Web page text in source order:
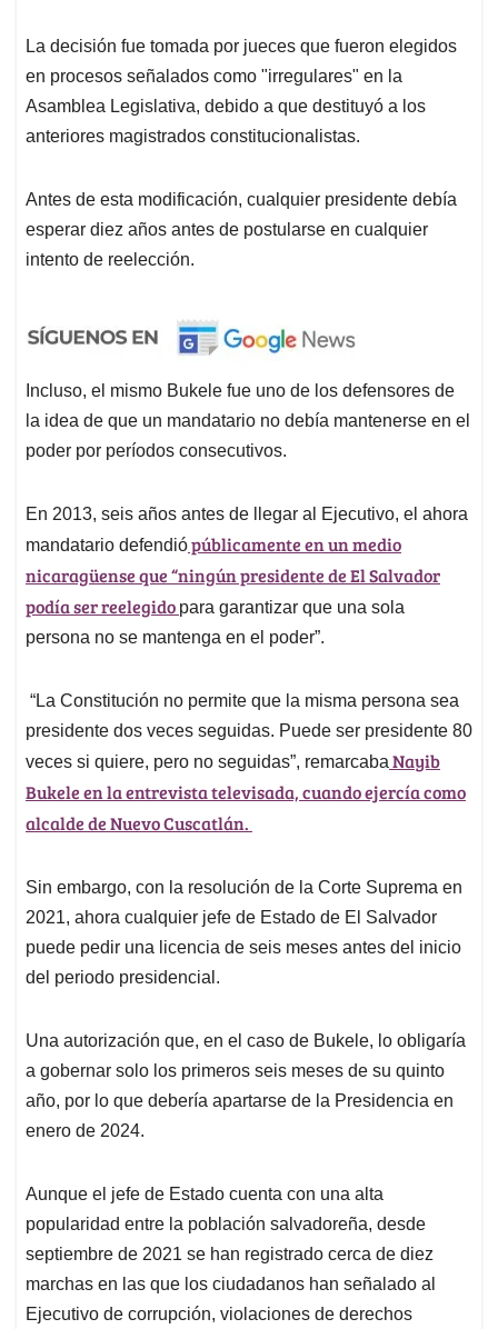
La decisión fue tomada por jueces que fueron elegidos
en procesos señalados como "irregulares" en la
Asamblea Legislativa, debido a que destituyó a los
anteriores magistrados constitucionalistas.
Antes de esta modificación, cualquier presidente debía
esperar diez años antes de postularse en cualquier
intento de reelección.
Incluso, el mismo Bukele fue uno de los defensores de
la idea de que un mandatario no debía mantenerse en el
poder por períodos consecutivos.
En 2013, seis años antes de llegar al Ejecutivo, el ahora
mandatario defendiópúblicamente en un medio
nicaragüense que “ningún presidente de El Salvador
podía ser reelegido para garantizar que una sola
persona no se mantenga en el poder”.
“La Constitución no permite que la misma persona sea
presidente dos veces seguidas. Puede ser presidente 80
veces si quiere, pero no seguidas”, remarcaba Nayib
Bukele en la entrevista televisada, cuando ejercía como
alcalde de Nuevo Cuscatlán.
Sin embargo, con la resolución de la Corte Suprema en
2021, ahora cualquier jefe de Estado de El Salvador
puede pedir una licencia de seis meses antes del inicio
del periodo presidencial.
Una autorización que, en el caso de Bukele, lo obligaría
a gobernar solo los primeros seis meses de su quinto
año, por lo que debería apartarse de la Presidencia en
enero de 2024.
Aunque el jefe de Estado cuenta con una alta
popularidad entre la población salvadoreña, desde
septiembre de 2021 se han registrado cerca de diez
marchas en las que los ciudadanos han señalado al
Ejecutivo de corrupción, violaciones de derechos